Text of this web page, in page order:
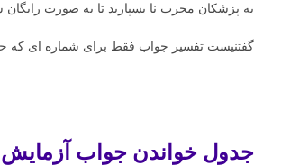
به پزشکان مجرب نا بسپارید تا به صورت
گفتنیست تفسیر جواب فقط برای شماره ای که
جدول خواندن جواب